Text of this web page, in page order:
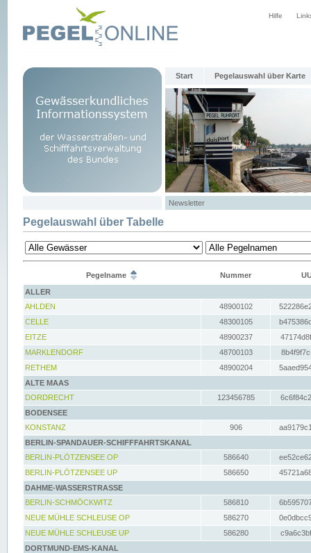
Hilfe
Start Pegelauswahl über Karte
Newsletter
Pegelauswahl über Tabelle
Pegelname Nummer
ALLER
AHLDEN
48900102
CELLE
48300105
EITZE
48900237
MARKLENDORF
48700103
RETHEM
48900204
ALTE MAAS
DORDRECHT
123456785
BODENSEE
KONSTANZ
906
BERLIN-SPANDAUER-SCHIFFFAHRTSKANAL
BERLIN-PLÖTZENSEE OP
586640
BERLIN-PLÖTZENSEE UP
586650
DAHME-WASSERSTRASSE
BERLIN-SCHMÖCKWITZ
586810
NEUE MÜHLE SCHLEUSE OP
586270
NEUE MÜHLE SCHLEUSE UP
586280
DORTMUND-EMS-KANAL